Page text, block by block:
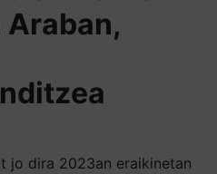
jo dira 2023an eraikinetan